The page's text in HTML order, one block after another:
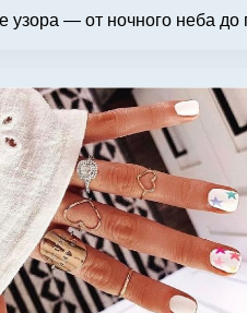
узора — от ночного неба